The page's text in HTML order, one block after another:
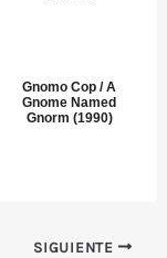
Gnomo Cop / A
Gnome Named
Gnorm (1990)
SIGUIENTE